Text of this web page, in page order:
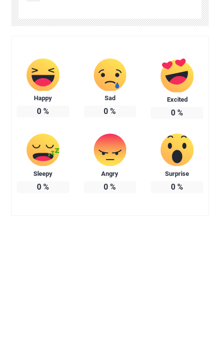
Happy
0%
Sad
0 %
Excited
0 %
Sleepy
0%
Angry
0 %
Surprise
0 %